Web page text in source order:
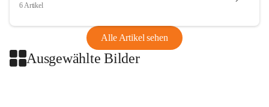
6 Artikel
Alle Artikel sehen
Ausgewählte Bilder